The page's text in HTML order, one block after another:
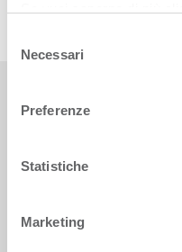
delNecessari
Preferenze
Statistiche
Marketing